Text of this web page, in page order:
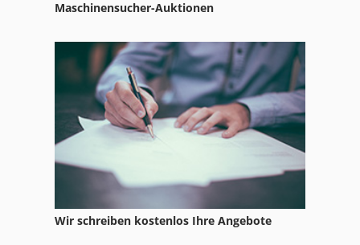
Meh 5 2 1 8 B
Maschinensucher-Auktionen
Wir schreiben kostenlos Ihre Angebote